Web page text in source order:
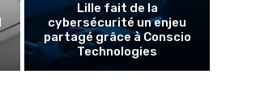
Lille fait de la
cybersécurité un enjeu
partagé grâce à Conscio
Technologies